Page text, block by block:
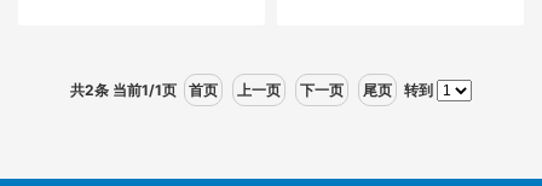
共2条 当前1/1页 首页 上一页 下一页 尾页 转到